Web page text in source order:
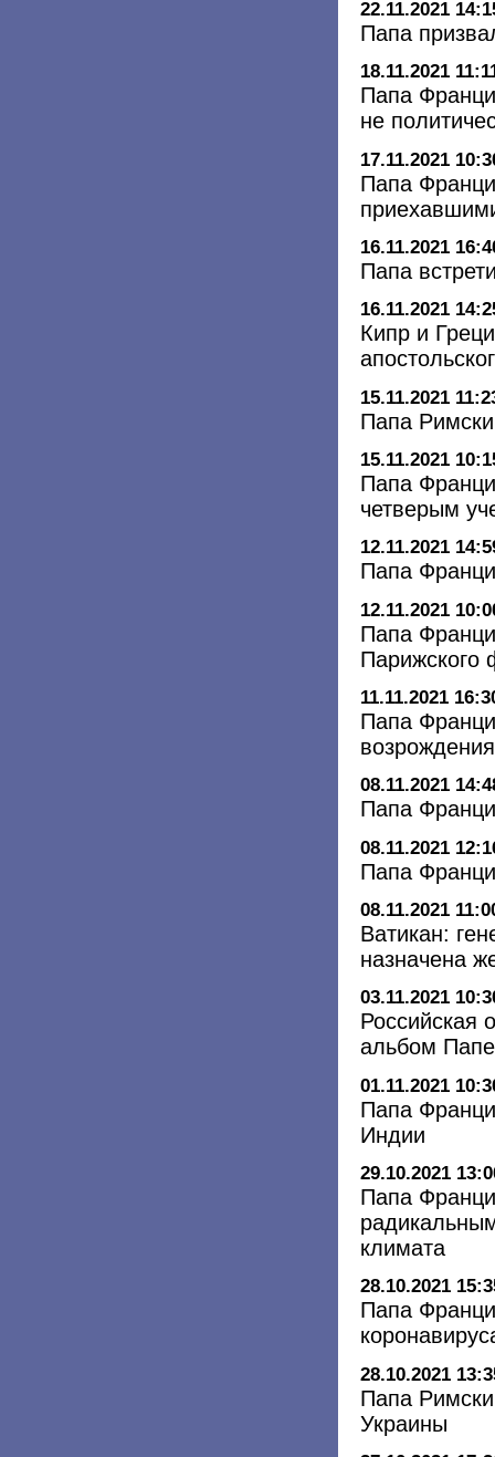
22.11.2021
Папа
18.11.2021
Папа
не
17.11.2021
Папа
16.11.2021
Папа
16.11.2021
Кипр и
15.11.2021
Папа
15.11.2021
Папа
четверым
12.11.2021
Папа
12.11.2021
Папа
Парижского
11.11.2021
Папа
08.11.2021
Папа
08.11.2021
Папа
08.11.2021
Ватикан:
назначена
03.11.2021
Российская
альбом
01.11.2021
Папа
Индии
29.10.2021
Папа
климата
28.10.2021
Папа
28.10.2021
Папа
Украины